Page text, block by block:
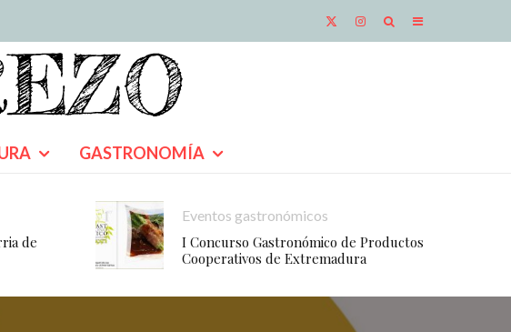
GASTRONOMÍA
de
Eventos gastronómicos
I Concurso Gastronómico de Productos
Cooperativos de Extremadura